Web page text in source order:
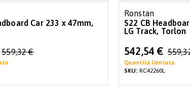
Car 233 x 47mm,
559,32 €
Ronstan
S22 CB
LG Track, Torlon
Special
Price
542,54 €
Quantità limitata
SKU: RC42260L